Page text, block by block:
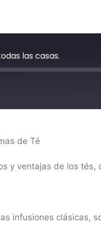
las casas.
de Té
y ventajas de los tés,
infusiones clásicas,